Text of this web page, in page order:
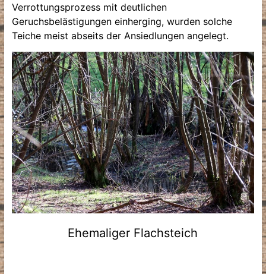
Verrottungsprozess mit deutlichen
Geruchsbelästigungen einherging, wurden solche
Teiche meist abseits der Ansiedlungen angelegt.
Ehemaliger Flachsteich